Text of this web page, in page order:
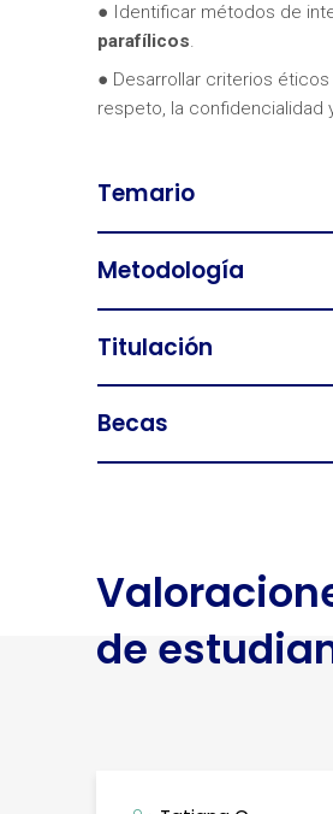
● Identificar métodos de
parafílicos.
● Desarrollar criterios
respeto, la confidencialidad
Temario
Metodología
Titulación
Becas
de